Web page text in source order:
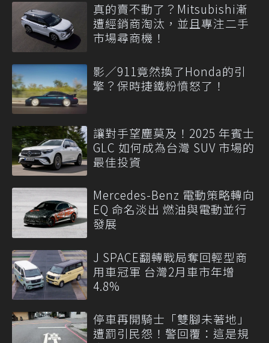
真的賣不動了？Mitsubishi漸
遭經銷商淘汰，並且專注二手
市場尋商機！
影／911竟然換了Honda的引
擎？保時捷鐵粉憤怒了！
讓對手望塵莫及！2025 年賓士
GLC 如何成為台灣 SUV 市場的
最佳投資
Mercedes-Benz 電動策略轉向
EQ 命名淡出 燃油與電動並行
發展
J SPACE翻轉戰局奪回輕型商
用車冠軍 台灣2月車市年增
4.8%
停車再開騎士「雙腳未著地」
遭罰引民怨！警回覆：這是規